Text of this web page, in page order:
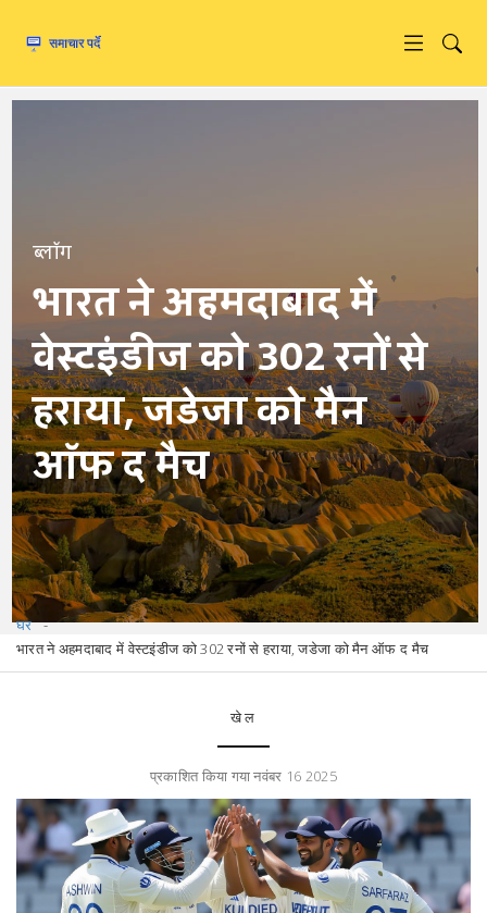
ब्लॉग
भारत ने अहमदाबाद में
वेस्टइंडीज को 302 रनों से
हराया, जडेजा को मैन
ऑफ द मैच
घर
भारत ने अहमदाबाद में वेस्टइंडीज को 302 रनों से हराया, जडेजा को मैन ऑफ द मैच
खेल
प्रकाशित किया गया नवंबर 16 2025